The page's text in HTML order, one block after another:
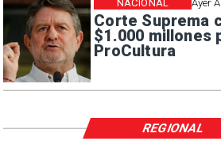
Ayer
Corte Suprema
$1.000 millones
ProCultura
NACIONAL
REGIONAL